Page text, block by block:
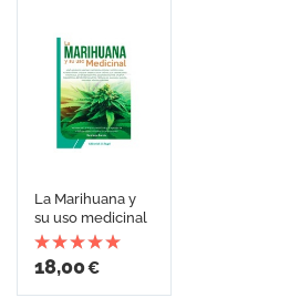
La Marihuana y
su uso medicinal
18,00€